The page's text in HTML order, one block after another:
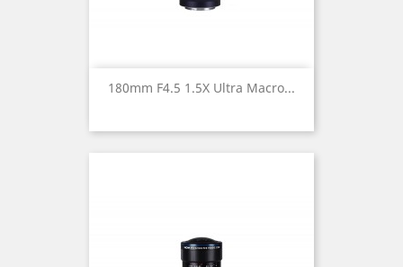
180mm F4.5 1.5X Ultra Macro...